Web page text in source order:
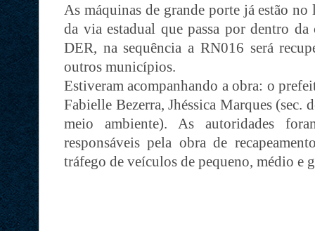
As máquinas de grande porte já estão
da via estadual que passa por dentro
DER, na sequência a RN016 será
outros municípios.
Estiveram acompanhando a obra: o
Fabielle Bezerra, Jhéssica Marques (sec.
meio ambiente). As autoridades
responsáveis pela obra de
tráfego de veículos de pequeno, médio e